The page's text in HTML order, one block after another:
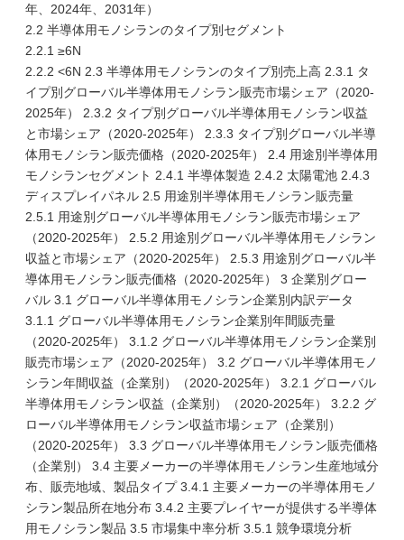
年、2024年、2031年）
2.2 半導体用モノシランのタイプ別セグメント
2.2.1 ≥6N
2.2.2 <6N 2.3 半導体用モノシランのタイプ別売上高 2.3.1 タ
イプ別グローバル半導体用モノシラン販売市場シェア（2020-
2025年） 2.3.2 タイプ別グローバル半導体用モノシラン収益
と市場シェア（2020-2025年） 2.3.3 タイプ別グローバル半導
体用モノシラン販売価格（2020-2025年） 2.4 用途別半導体用
モノシランセグメント 2.4.1 半導体製造 2.4.2 太陽電池 2.4.3
ディスプレイパネル 2.5 用途別半導体用モノシラン販売量
2.5.1 用途別グローバル半導体用モノシラン販売市場シェア
（2020-2025年） 2.5.2 用途別グローバル半導体用モノシラン
収益と市場シェア（2020-2025年） 2.5.3 用途別グローバル半
導体用モノシラン販売価格（2020-2025年） 3 企業別グロー
バル 3.1 グローバル半導体用モノシラン企業別内訳データ
3.1.1 グローバル半導体用モノシラン企業別年間販売量
（2020-2025年） 3.1.2 グローバル半導体用モノシラン企業別
販売市場シェア（2020-2025年） 3.2 グローバル半導体用モノ
シラン年間収益（企業別）（2020-2025年） 3.2.1 グローバル
半導体用モノシラン収益（企業別）（2020-2025年） 3.2.2 グ
ローバル半導体用モノシラン収益市場シェア（企業別）
（2020-2025年） 3.3 グローバル半導体用モノシラン販売価格
（企業別） 3.4 主要メーカーの半導体用モノシラン生産地域分
布、販売地域、製品タイプ 3.4.1 主要メーカーの半導体用モノ
シラン製品所在地分布 3.4.2 主要プレイヤーが提供する半導体
用モノシラン製品 3.5 市場集中率分析 3.5.1 競争環境分析